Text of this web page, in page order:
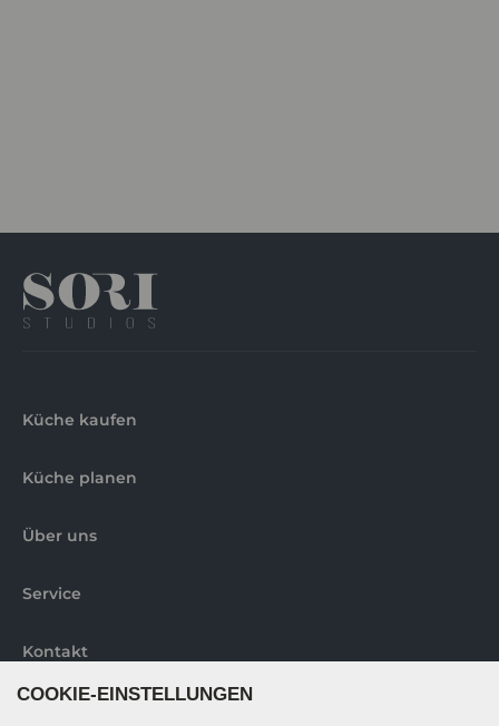
COOKIE-EINSTELLUNGEN
Küche kaufen
Küche planen
Über uns
Service
Kontakt